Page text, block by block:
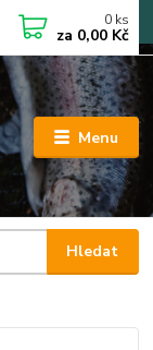
Menu
Hledat
0 ks
za 0,00 Kč